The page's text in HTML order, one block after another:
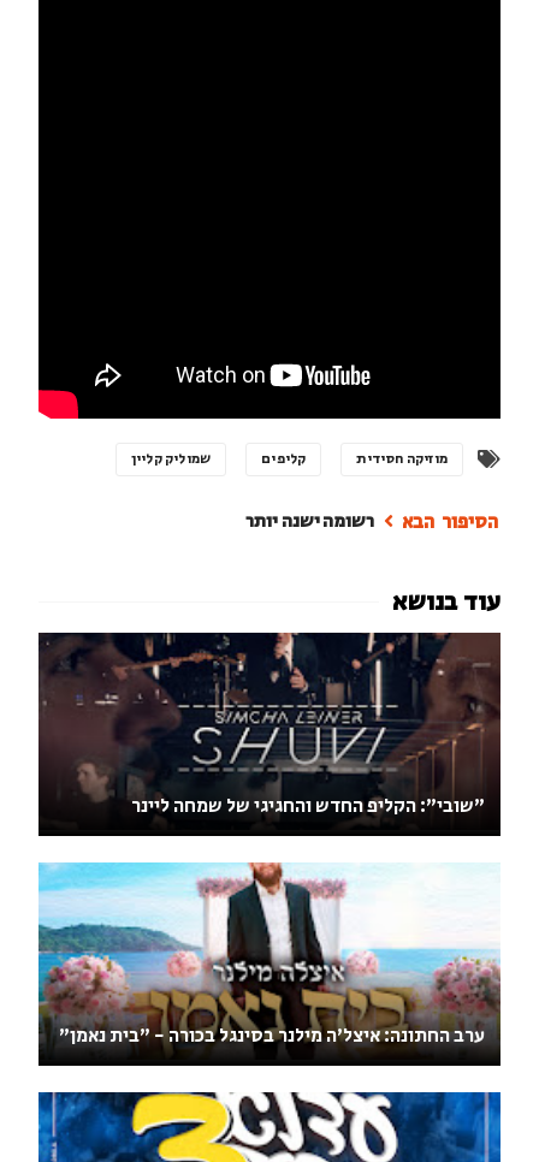
מוזיקה חסידית קליפים שמוליק קליין
רשומה ישנה יותר
"שובי": הקליפ החדש והחגיגי של שמחה ליינר
ערב החתונה: איצל'ה מילנר בסינגל בכורה - "בית נאמן"